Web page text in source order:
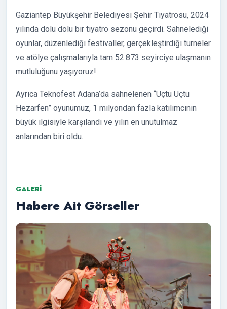
Gaziantep Büyükşehir Belediyesi Şehir Tiyatrosu, 2024
yılında dolu dolu bir tiyatro sezonu geçirdi. Sahnelediği
oyunlar, düzenlediği festivaller, gerçekleştirdiği turneler
ve atölye çalışmalarıyla tam 52.873 seyirciye ulaşmanın
mutluluğunu yaşıyoruz!
Ayrıca Teknofest Adana’da sahnelenen “Uçtu Uçtu
Hezarfen” oyunumuz, 1 milyondan fazla katılımcının
büyük ilgisiyle karşılandı ve yılın en unutulmaz
anlarından biri oldu.
GALERI
Habere Ait Görseller